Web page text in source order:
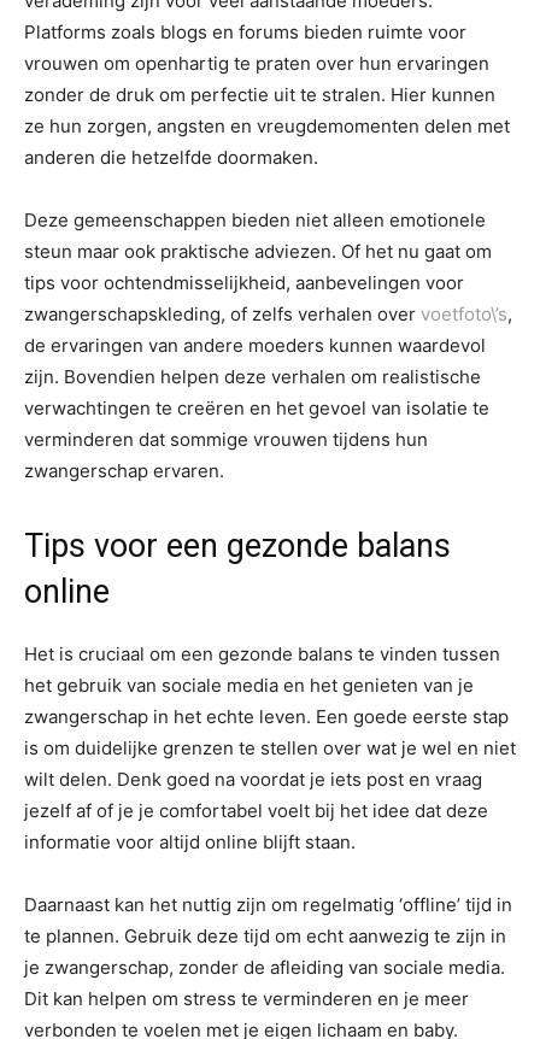
Platforms zoals blogs en forums bieden ruimte voor
vrouwen om openhartig te praten over hun ervaringen
zonder de druk om perfectie uit te stralen. Hier kunnen
ze hun zorgen, angsten en vreugdemomenten delen met
anderen die hetzelfde doormaken.
Deze gemeenschappen bieden niet alleen emotionele
steun maar ook praktische adviezen. Of het nu gaat om
tips voor ochtendmisselijkheid, aanbevelingen voor
zwangerschapskleding, of zelfs verhalen over voetfoto\’s,
de ervaringen van andere moeders kunnen waardevol
zijn. Bovendien helpen deze verhalen om realistische
verwachtingen te creëren en het gevoel van isolatie te
verminderen dat sommige vrouwen tijdens hun
zwangerschap ervaren.
Tips voor een gezonde balans
online
Het is cruciaal om een gezonde balans te vinden tussen
het gebruik van sociale media en het genieten van je
zwangerschap in het echte leven. Een goede eerste stap
is om duidelijke grenzen te stellen over wat je wel en niet
wilt delen. Denk goed na voordat je iets post en vraag
jezelf af of je je comfortabel voelt bij het idee dat deze
informatie voor altijd online blijft staan.
Daarnaast kan het nuttig zijn om regelmatig ‘offline’ tijd in
te plannen. Gebruik deze tijd om echt aanwezig te zijn in
je zwangerschap, zonder de afleiding van sociale media.
Dit kan helpen om stress te verminderen en je meer
verbonden te voelen met je eigen lichaam en baby.